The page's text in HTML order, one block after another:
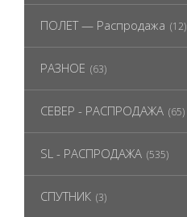
ПОЛЕТ — Распродажа (12)
РАЗНОЕ (63)
СЕВЕР - РАСПРОДАЖА (65)
SL - РАСПРОДАЖА (535)
СПУТНИК (3)